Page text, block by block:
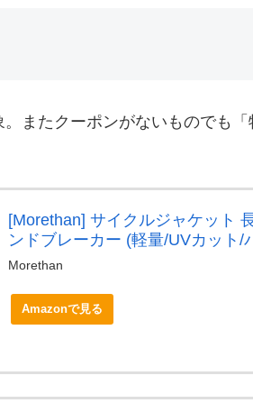
。またクーポンがないものでも
[Morethan] サイクルジャケット
ンドブレーカー (軽量/UVカット
Morethan
Amazonで見る